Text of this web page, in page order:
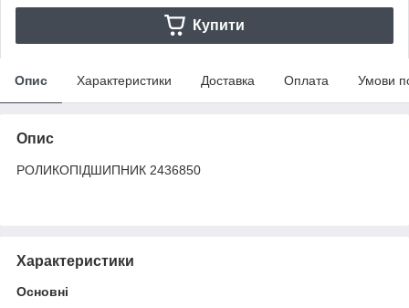
Купити
Опис Характеристики Доставка Оплата Умови
Опис
РОЛИКОПІДШИПНИК 2436850
Характеристики
Основні